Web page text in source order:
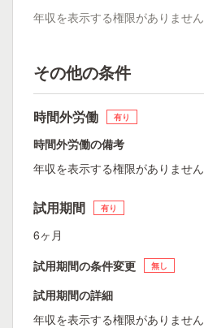
年収を表示する権限がありません
その他の条件
時間外労働 有り
時間外労働の備考
年収を表示する権限がありません
試用期間 有り
6ヶ月
試用期間の条件変更
無し
試用期間の詳細
年収を表示する権限がありません